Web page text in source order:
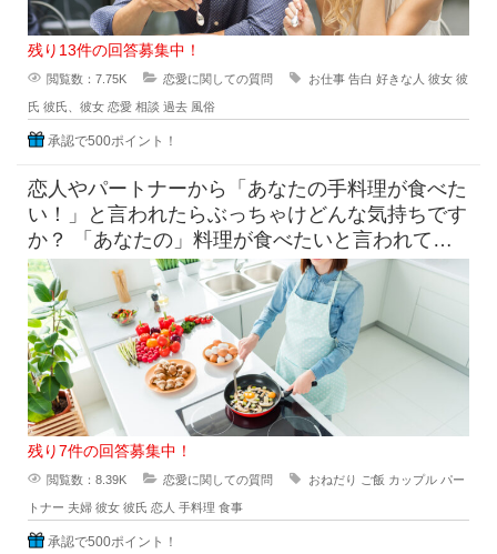
残り13件の回答募集中！
閲覧数：7.75K 恋愛に関しての質問 お仕事 告白 好きな人 彼女 彼
氏 彼氏、彼女 恋愛 相談 過去 風俗
承認で500ポイント！
恋人やパートナーから「あなたの手料理が食べた
い！」と言われたらぶっちゃけどんな気持ちです
か？ 「あなたの」料理が食べたいと言われて素
直に嬉しいという気持ち
残り7件の回答募集中！
閲覧数：8.39K 恋愛に関しての質問 おねだり ご飯 カップル パー
トナー 夫婦 彼女 彼氏 恋人 手料理 食事
承認で500ポイント！